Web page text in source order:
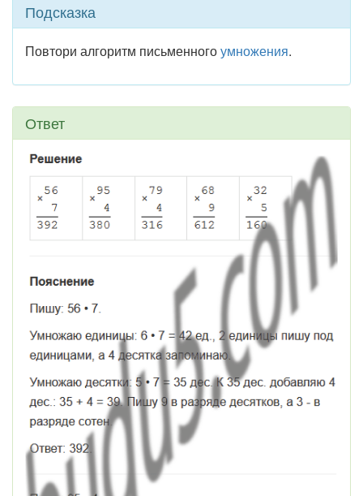
Подсказка
Повтори алгоритм письменногоумножения.
Ответ